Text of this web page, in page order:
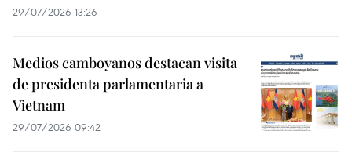
29/07/2026 13:26
Medios camboyanos destacan visita
de presidenta parlamentaria a
Vietnam
29/07/2026 09:42